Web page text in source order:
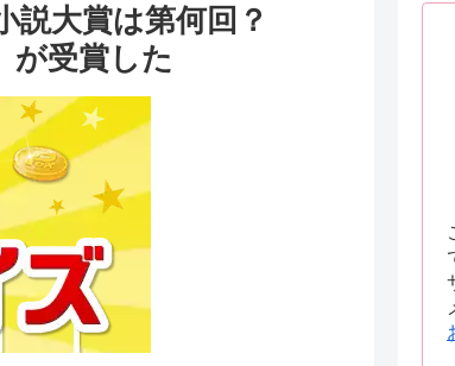
説大賞は第何回？
が受賞した